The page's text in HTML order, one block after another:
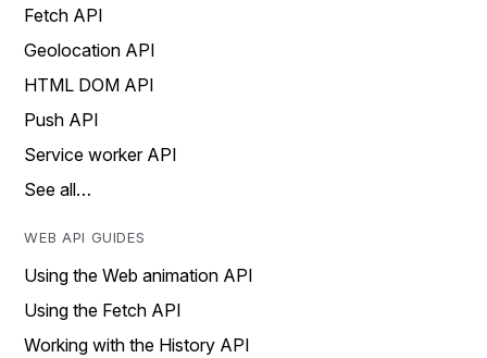
Fetch API
Geolocation API
HTML DOM API
Push API
Service worker API
See all…
WEB API GUIDES
Using the Web animation API
Using the Fetch API
Working with the History API